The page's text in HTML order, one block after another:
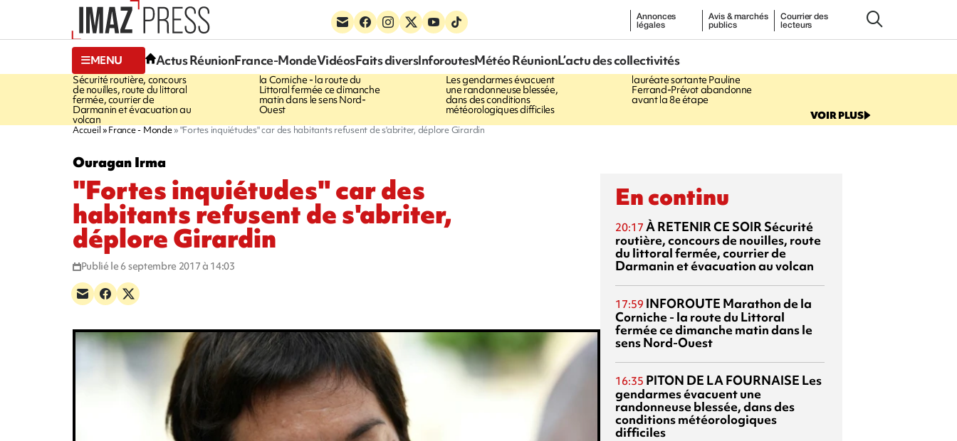
Annonces
légales
Avis & marchés
publics
Courrier des
lecteurs
MENU Actus RéunionFrance-MondeVidéosFaits diversInforoutesMétéo RéunionL’actu des collectivités
20:17
À RETENIR CE SOIR
Sécurité routière, concours
de nouilles, route du littoral
fermée, courrier de
Darmanin et évacuation au
volcan
17:59
INFOROUTE Marathon de
la Corniche - la route du
Littoral fermée ce dimanche
matin dans le sens Nord-
Ouest
16:35
PITON DE LA FOURNAISE
Les gendarmes évacuent
une randonneuse blessée,
dans des conditions
météorologiques difficiles
15:45
TOUR DE FRANCE
lauréate sortante Pauline
Ferrand-Prévot abandonne
avant la 8e étape
VOIR PLUS
Accueil France - Monde "Fortes inquiétudes" car des habitants refusent de s'abriter, déplore Girardin
Ouragan Irma
"Fortes inquiétudes" car des
habitants refusent de s'abriter,
déplore Girardin
Publié le 6 septembre 2017 à 14:03
En continu
20:17 À RETENIR CE SOIRSécurité
routière, concours de nouilles, route
du littoral fermée, courrier de
Darmanin et évacuation au volcan
17:59 INFOROUTE Marathon de la
Corniche - la route du Littoral
fermée ce dimanche matin dans le
sens Nord-Ouest
16:35 PITON DE LA FOURNAISE Les
gendarmes évacuent une
randonneuse blessée, dans des
conditions météorologiques
difficiles